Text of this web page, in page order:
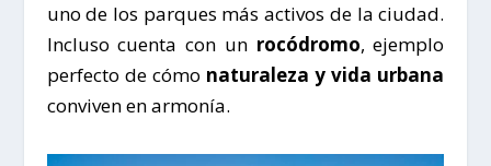
uno de los parques más activos de la ciudad.
Incluso cuenta con un rocódromo, ejemplo
perfecto de cómo naturaleza y vida urbana
conviven en armonía.